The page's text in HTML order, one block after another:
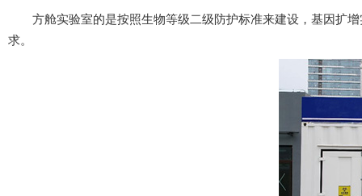
方舱实验室的是按照生物等级二级防护标准来建设，基因扩增
求。